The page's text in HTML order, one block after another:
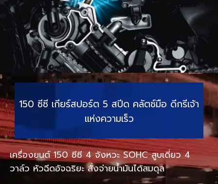
150 ซีซี เกียร์สปอร์ต 5 สปีด คลัตช์มือ ดีกรีเจ้า
แห่งความเร็ว
เครื่องยนต์ 150 ซีซี 4 จังหวะ SOHC สูบเดี่ยว 4
วาล์ว หัวฉีดอัจฉริยะ สั่งจ่ายน้ำมันได้สมดุล